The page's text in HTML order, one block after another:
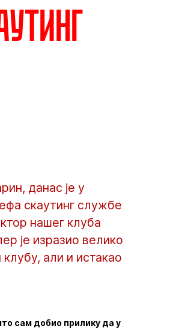
данас је у
скаутинг службе
нашег клуба
је изразио велико
али и истакао
сам добио прилику да у